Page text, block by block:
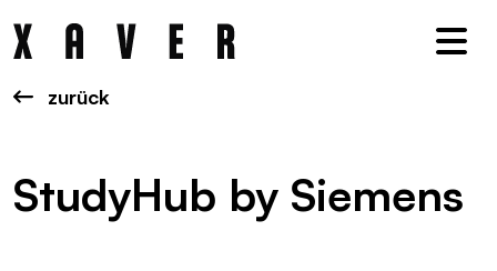
zurück
StudyHub by Siemens